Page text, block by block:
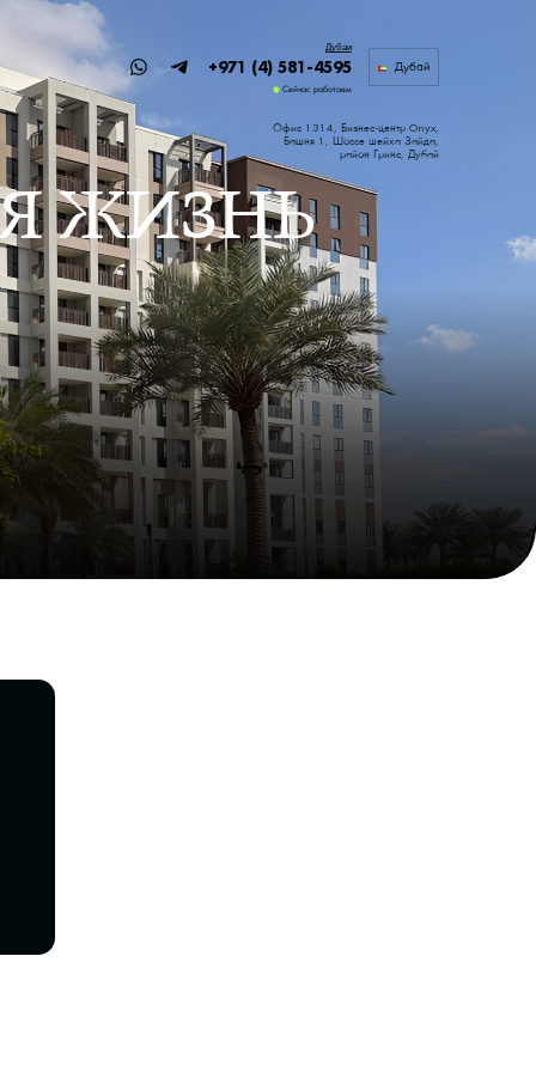
Офис 1314, Бизнес-центр Onyx,
Башня 1, Шоссе шейха Зайда,
район Гринс, Дубай
Дубаи
+971 (4) 581-4595
Сейчас работаем
Дубай
ЖИЗНЬ